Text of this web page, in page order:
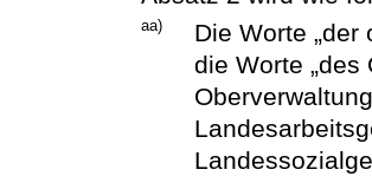
aa)
Die Worte „der
die Worte